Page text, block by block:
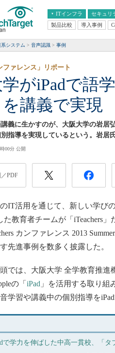
ITインフラ セキュリ
エンタープライズAI
ERP
CX
情報系システム
製品比較 導入事例
系システム 音声認識 事例
がiPadで語
講義で実現
ファレンス」リポート
義に生かすのが、大阪大学の岩居
指導を実現しているという。岩居
00分 公開
PDF
IT活用を通じて、新しい学び
教育者チームが「iTeachers」
カンファレンス 2013
先進事例を数多く披露した。
では、大阪大学 全学教育推進
の「 iPad 」を活用する取り組
学習や講義中の個別指導を
で学力を伸ばした中高一貫校、「タ